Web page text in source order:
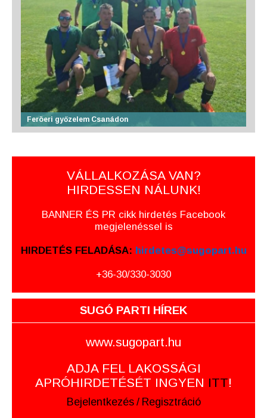
Feröeri győzelem Csanádon
VÁLLALKOZÁSA VAN?
HIRDESSEN NÁLUNK!
BANNER ÉS PR cikk hirdetés Facebook
megjelenéssel is
HIRDETÉS FELADÁSA: hirdetes@sugopart.hu
+36-30/330-3030
SUGÓ PARTI HÍREK
www.sugopart.hu
ADJA FEL LAKOSSÁGI
APRÓHIRDETÉSÉT INGYEN ITT!
Bejelentkezés / Regisztráció